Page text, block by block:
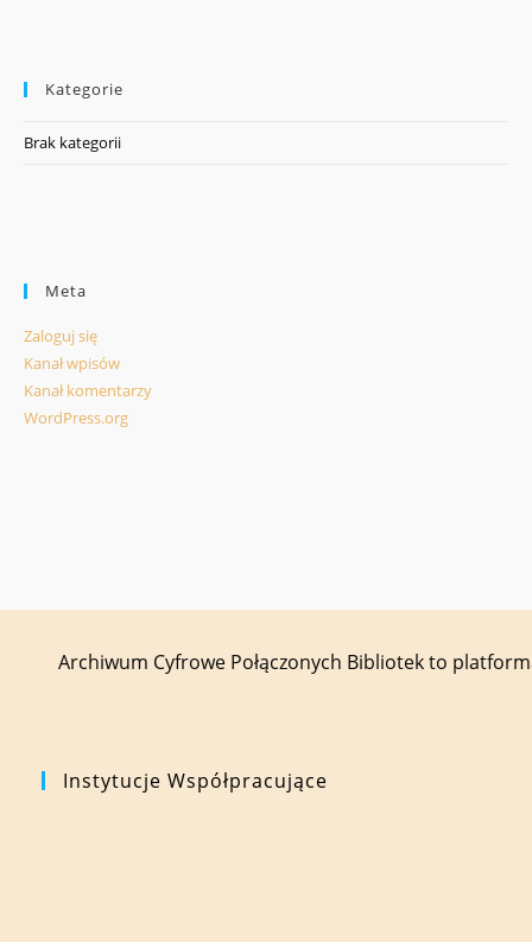
Kategorie
Brak kategorii
Meta
Zaloguj się
Kanał wpisów
Kanał komentarzy
WordPress.org
Archiwum Cyfrowe Połączonych Bibliotek to
Instytucje Współpracujące